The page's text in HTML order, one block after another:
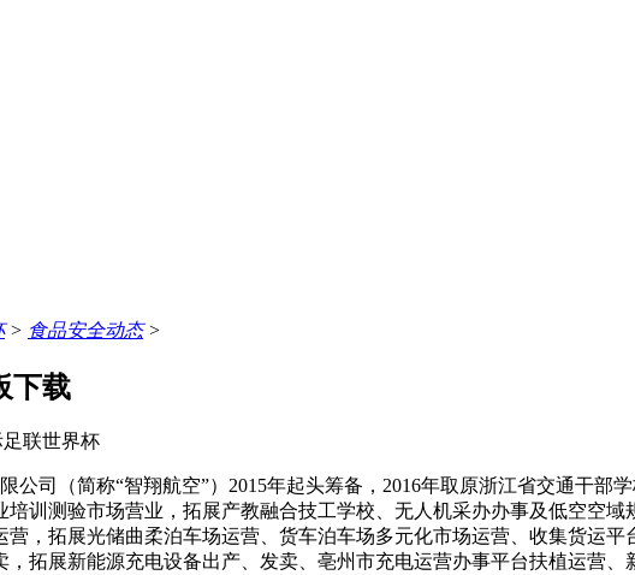
> 食品安全动态>
下载
足联世界杯
司（简称“智翔航空”）2015年起头筹备，2016年取原浙江省交通干部
训测验市场营业，拓展产教融合技工学校、无人机采办办事及低空空
，拓展光储曲柔泊车场运营、货车泊车场多元化市场运营、收集货运
拓展新能源充电设备出产、发卖、亳州市充电运营办事平台扶植运营